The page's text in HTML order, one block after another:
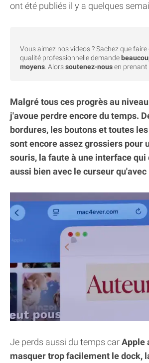
ont été publiés il y a quelques
Vous aimez nos videos ? Sachez que faire
qualité professionnelle demande
moyens. Alorssoutenez-nousen prenant
Malgré tous ces progrès au
j'avoue perdre encore du temps.
bordures, les boutons et toutes
sont encore assez grossiers pour
souris, la faute à une interface
aussi bien avec le curseur qu'avec
Je perds aussi du temps carApple
masquer trop facilement le dock,